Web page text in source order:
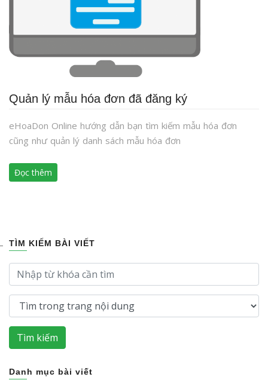
Quản lý mẫu hóa đơn đã đăng ký
eHoaDon Online hướng dẫn bạn tìm kiếm mẫu hóa đơn
cũng như quản lý danh sách mẫu hóa đơn
Đọc thêm
TÌM KIẾM BÀI VIẾT
Tìm kiếm
Danh mục bài viết